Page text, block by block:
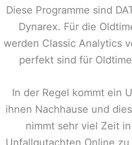
Diese Programme sind
Dynarex. Für die
werden Classic Analytics
perfekt sind für
In der Regel kommt ein
ihnen Nachhause und
nimmt sehr viel Zeit
Unfallgutachten Online